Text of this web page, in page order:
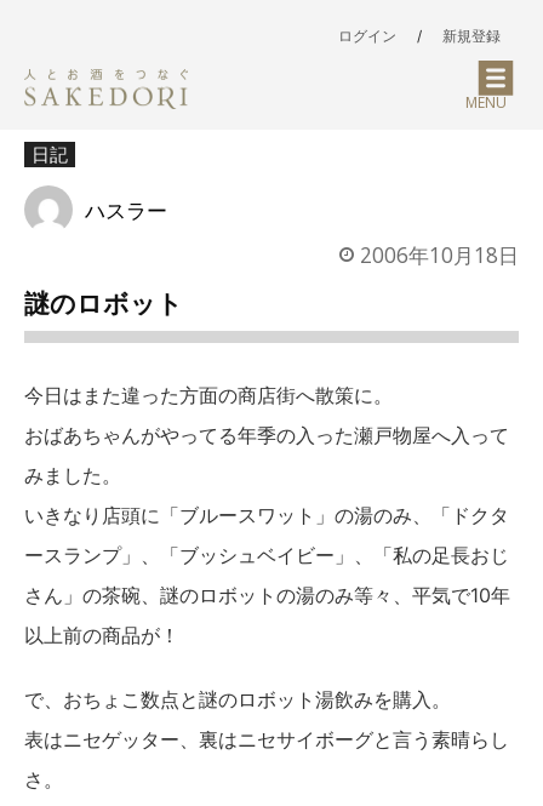
ログイン / 新規登録
MENU
日記
ハスラー
2006年10月18日
謎のロボット
今日はまた違った方面の商店街へ散策に。
おばあちゃんがやってる年季の入った瀬戸物屋へ入って
みました。
いきなり店頭に「ブルースワット」の湯のみ、「ドクタ
ースランプ」、「ブッシュベイビー」、「私の足長おじ
さん」の茶碗、謎のロボットの湯のみ等々、平気で10年
以上前の商品が！
で、おちょこ数点と謎のロボット湯飲みを購入。
表はニセゲッター、裏はニセサイボーグと言う素晴らし
さ。